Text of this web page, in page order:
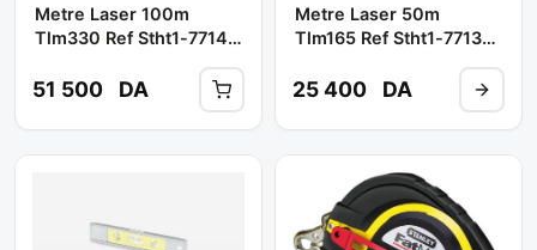
Metre Laser 100m
Tlm330 Ref Stht1-77140
51 500 DA
Metre Laser 50m
Tlm165 Ref Stht1-77139
25 400 DA